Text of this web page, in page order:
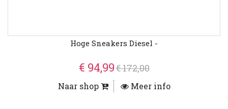
Hoge Sneakers Diesel -
€ 94,99€ 172,00
Naar shop Meer info